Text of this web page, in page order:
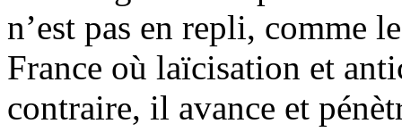
n’est pas en repli, comme
France où laïcisation et
contraire, il avance et